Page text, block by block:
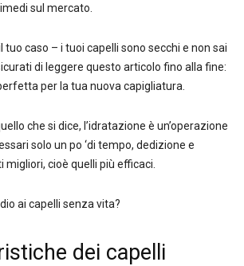
sul mercato.
tuo caso – i tuoi capelli sono secchi e non sai
di leggere questo articolo fino alla fine:
per la tua nuova capigliatura.
che si dice, l’idratazione è un’operazione
solo un po ‘di tempo, dedizione e
migliori, cioè quelli più efficaci.
ai capelli senza vita?
dei capelli